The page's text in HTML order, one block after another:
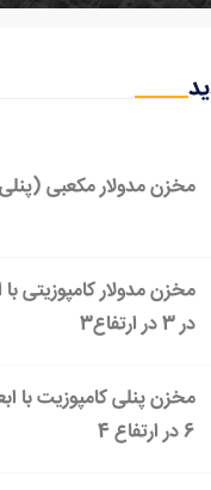
مخزن مدولار مکعبی
در 3 در ارتفاع3
6 در ارتفاع 4